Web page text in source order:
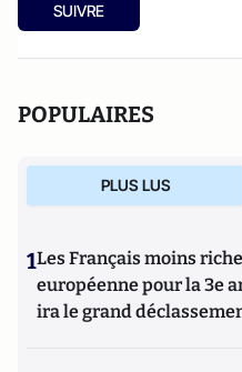
SUIVRE
POPULAIRES
PLUS LUS
1Les Français moins
européenne pour la 3e
ira le grand